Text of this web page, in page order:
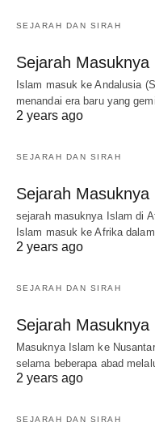
SEJARAH DAN SIRAH
Sejarah
Islam masuk ke Andalusia
menandai era baru yang
2 years ago
SEJARAH DAN SIRAH
Sejarah
sejarah masuknya Islam di
Islam masuk ke Afrika
2 years ago
SEJARAH DAN SIRAH
Sejarah
Masuknya Islam ke
selama beberapa abad
2 years ago
SEJARAH DAN SIRAH